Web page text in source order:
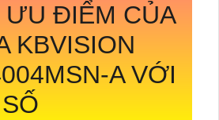
ƯU ĐIỂM CỦA
KBVISION
AVỚI